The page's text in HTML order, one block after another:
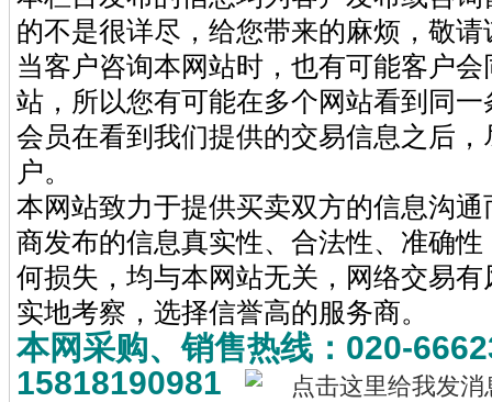
的不是很详尽，给您带来的麻烦，敬请
当客户咨询本网站时，也有可能客户
站，所以您有可能在多个网站看到同
会员在看到我们提供的交易信息之后
户。
本网站致力于提供买卖双方的信息沟
商发布的信息真实性、合法性、准确
何损失，均与本网站无关，网络交易
实地考察，选择信誉高的服务商。
本网采购、销售热线：020-
15818190981